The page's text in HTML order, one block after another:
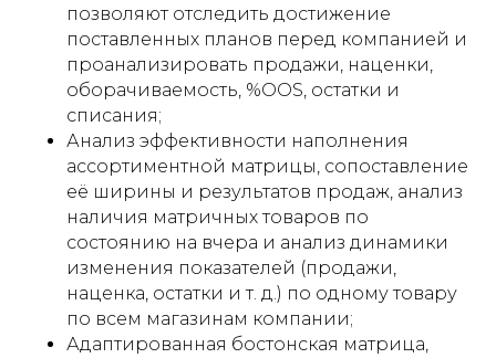
позволяют отследить достижение
поставленных планов перед компанией и
проанализировать продажи, наценки,
оборачиваемость, %OOS, остатки и
списания;
Анализ эффективности наполнения
ассортиментной матрицы, сопоставление
её ширины и результатов продаж, анализ
наличия матричных товаров по
состоянию на вчера и анализ динамики
изменения показателей (продажи,
наценка, остатки и т. д.) по одному товару
по всем магазинам компании;
Адаптированная бостонская матрица,